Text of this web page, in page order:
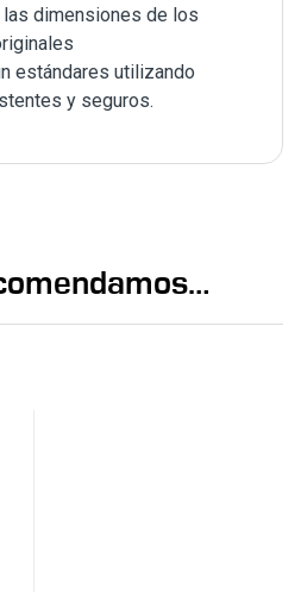
dimensiones de los
estándares utilizando
y seguros.